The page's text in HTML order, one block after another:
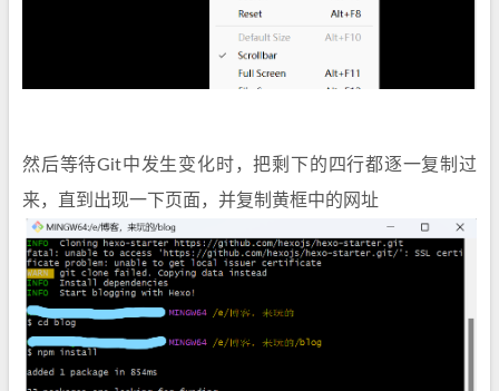
然后等待Git中发生变化时，把剩下的四行都逐一复制过
来，直到出现一下页面，并复制黄框中的网址